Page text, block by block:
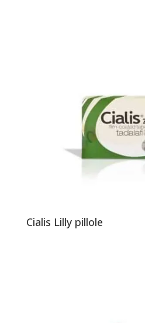
Cialis Lilly pillole